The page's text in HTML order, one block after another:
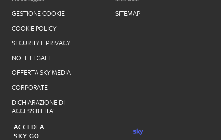
GESTIONE COOKIE
COOKIE POLICY
SECURITY E PRIVACY
NOTE LEGALI
OFFERTA SKY MEDIA
CORPORATE
DICHIARAZIONE DI
ACCESSIBILITA'
SITEMAP
ACCEDI A
SKY GO